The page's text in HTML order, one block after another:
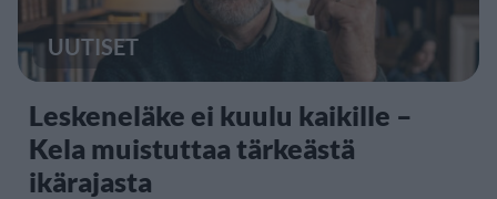
UUTISET
Leskeneläke ei kuulu kaikille –
Kela muistuttaa tärkeästä
ikärajasta